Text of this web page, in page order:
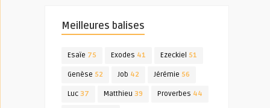
Meilleures balises
Esaïe 75 Exodes 41 Ezeckiel 51
Genèse 52 Job 42 Jérémie 56
Luc 37 Matthieu 39 Proverbes 44